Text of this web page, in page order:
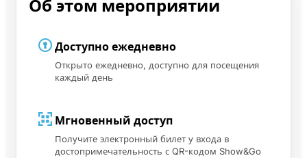
Об этом мероприятии
Доступно ежедневно
Открыто ежедневно, доступно для посещения
каждый день
Мгновенный доступ
Получите электронный билет у входа в
достопримечательность с QR-кодом Show&Go